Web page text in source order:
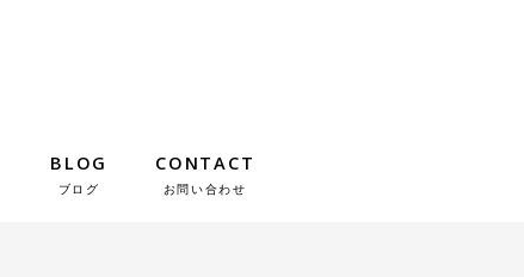
BLOG
ブログ
CONTACT
お問い合わせ